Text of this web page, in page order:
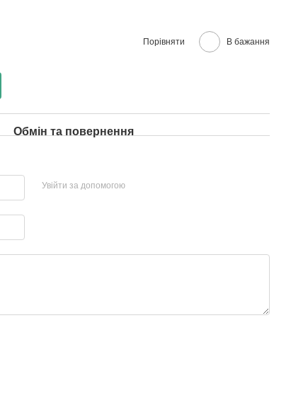
Порівняти В бажання
Обмін та повернення
Увійти за допомогою